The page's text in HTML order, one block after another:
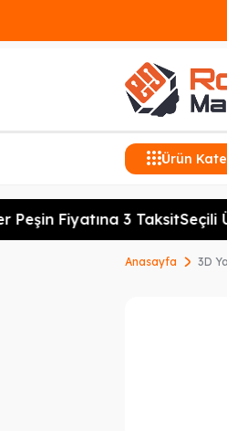
Ürün
Fiyatına 3 TaksitSeçili
Anasayfa 3D